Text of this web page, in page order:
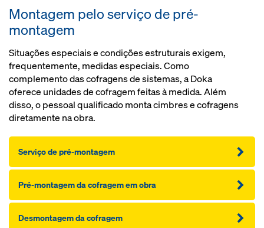
Montagem pelo serviço de pré-
montagem
Situações especiais e condições estruturais exigem,
frequentemente, medidas especiais. Como
complemento das cofragens de sistemas, a Doka
oferece unidades de cofragem feitas à medida. Além
disso, o pessoal qualificado monta cimbres e cofragens
diretamente na obra.
Serviço de pré-montagem
Pré-montagem da cofragem em obra
Desmontagem da cofragem